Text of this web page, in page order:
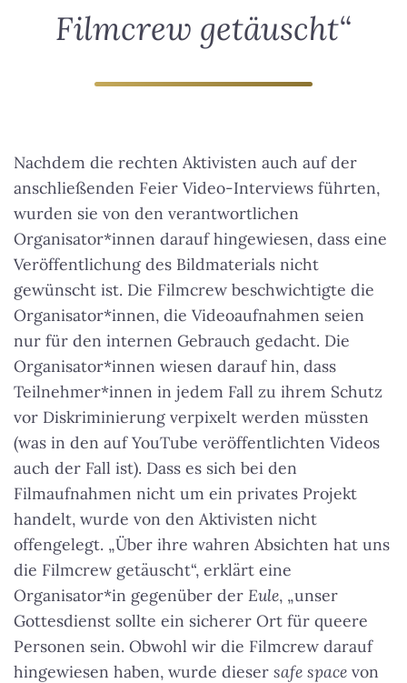
Filmcrew getäuscht“
Nachdem die rechten Aktivisten auch auf der
anschließenden Feier Video-Interviews führten,
wurden sie von den verantwortlichen
Organisator*innen darauf hingewiesen, dass eine
Veröffentlichung des Bildmaterials nicht
gewünscht ist. Die Filmcrew beschwichtigte die
Organisator*innen, die Videoaufnahmen seien
nur für den internen Gebrauch gedacht. Die
Organisator*innen wiesen darauf hin, dass
Teilnehmer*innen in jedem Fall zu ihrem Schutz
vor Diskriminierung verpixelt werden müssten
(was in den auf YouTube veröffentlichten Videos
auch der Fall ist). Dass es sich bei den
Filmaufnahmen nicht um ein privates Projekt
handelt, wurde von den Aktivisten nicht
offengelegt. „Über ihre wahren Absichten hat uns
die Filmcrew getäuscht“, erklärt eine
Organisator*in gegenüber der Eule, „unser
Gottesdienst sollte ein sicherer Ort für queere
Personen sein. Obwohl wir die Filmcrew darauf
hingewiesen haben, wurde dieser safe space von